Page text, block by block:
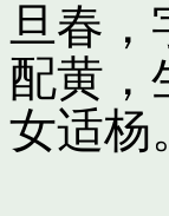
旦春，
配黄，
女适杨